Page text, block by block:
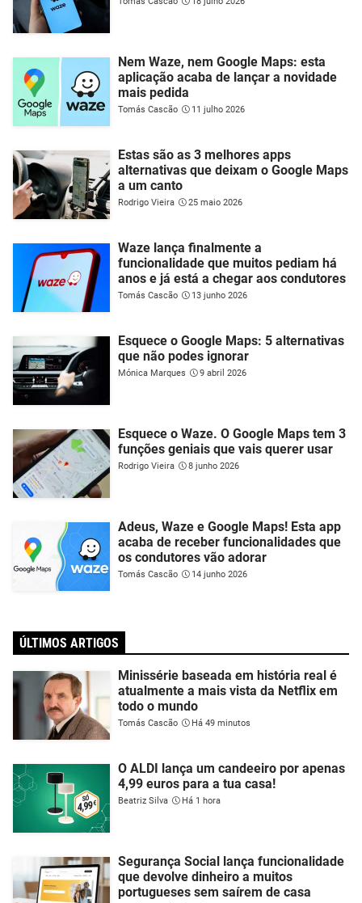
Nem Waze, nem Google Maps: esta
aplicação acaba de lançar a novidade
mais pedida
Tomás Cascão 11 julho 2026
Estas são as 3 melhores apps
alternativas que deixam o Google Maps
a um canto
Rodrigo Vieira 25 maio 2026
Waze lança finalmente a
funcionalidade que muitos pediam há
anos e já está a chegar aos condutores
Tomás Cascão 13 junho 2026
Esquece o Google Maps: 5 alternativas
que não podes ignorar
Mónica Marques 9 abril 2026
Esquece o Waze. O Google Maps tem 3
funções geniais que vais querer usar
Rodrigo Vieira 8 junho 2026
Adeus, Waze e Google Maps! Esta app
acaba de receber funcionalidades que
os condutores vão adorar
Tomás Cascão 14 junho 2026
ÚLTIMOS ARTIGOS
Minissérie baseada em história real é
atualmente a mais vista da Netflix em
todo o mundo
Tomás Cascão Há 49 minutos
O ALDI lança um candeeiro por apenas
4,99 euros para a tua casa!
Beatriz Silva Há 1 hora
Segurança Social lança funcionalidade
que devolve dinheiro a muitos
portugueses sem saírem de casa